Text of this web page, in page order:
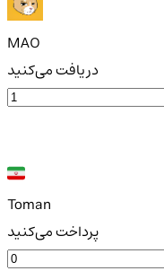
MAO
دریافت می‌کنید
Toman
پرداخت می‌کنید